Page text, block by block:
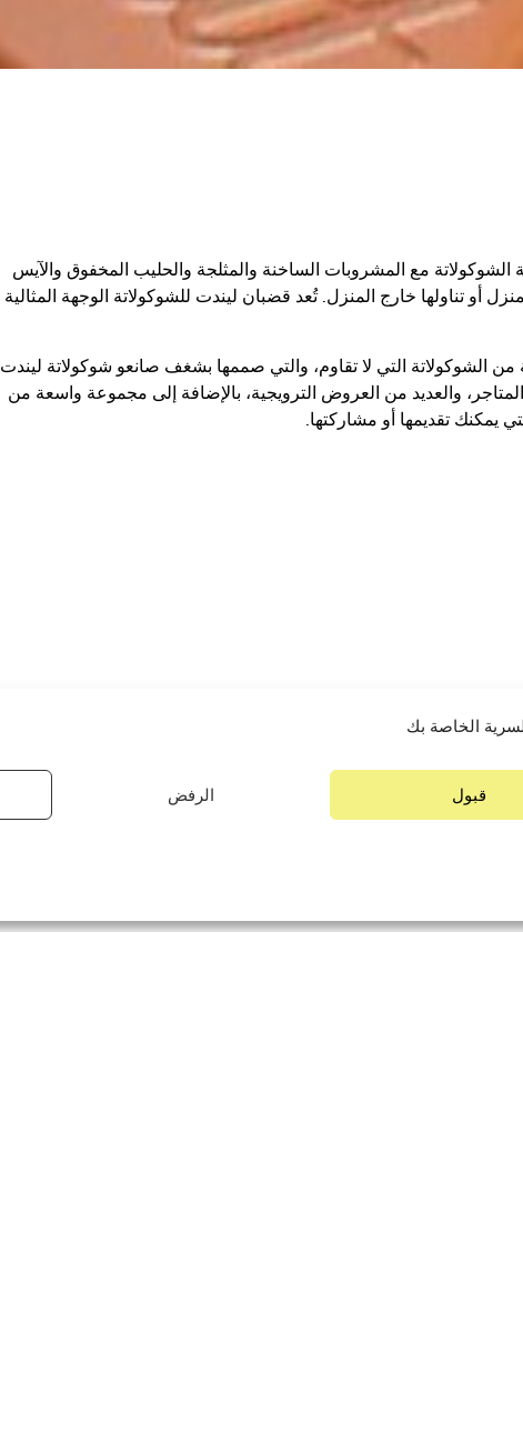
الخاصة بك
قبول الرفض
مع المشروبات الساخنة والمثلجة والحليب المخفوق والآيس
أو تناولها خارج المنزل. تُعد قضبان ليندت للشوكولاتة الوجهة المثالية
التي لا تقاوم، والتي صممها بشغف صانعو شوكولاتة ليندت
والعديد من العروض الترويجية، بالإضافة إلى مجموعة واسعة من
يمكنك تقديمها أو مشاركتها.